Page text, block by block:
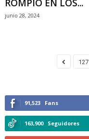
ROMPIÓ EN LOS...
junio 28, 2024
127
91,523 Fans
163,900 Seguidores